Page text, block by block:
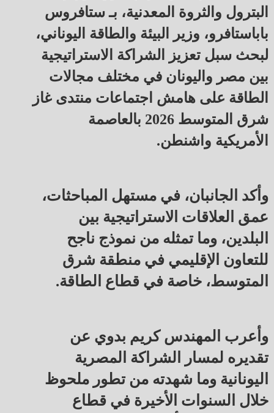
البترول والثروة المعدنية، بـ ستافروس
باباستافرو، وزير البيئة والطاقة اليوناني،
لبحث سبل تعزيز الشراكة الاستراتيجية
بين مصر واليونان في مختلف مجالات
الطاقة على هامش اجتماعات منتدى غاز
شرق المتوسط 2026 بالعاصمة
الأمريكية واشنطن.
وأكد الجانبان، في مستهل المباحثات،
عمق العلاقات الاستراتيجية بين
البلدين، وما تمثله من نموذج ناجح
للتعاون الإقليمي في منطقة شرق
المتوسط، خاصة في قطاع الطاقة.
وأعرب المهندس كريم بدوي عن
تقديره لمسار الشراكة المصرية
اليونانية وما شهدته من تطور ملحوظ
خلال السنوات الأخيرة في قطاع